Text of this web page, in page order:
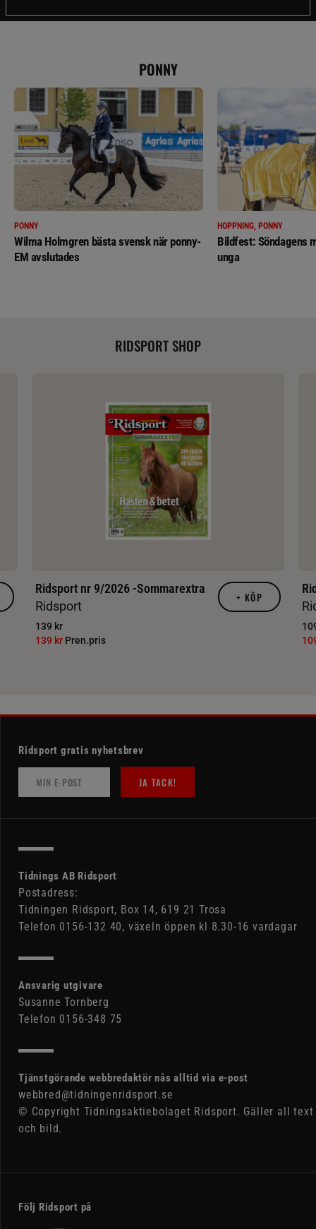
PONNY
PONNY
Wilma Holmgren bästa svensk när ponny-
EM avslutades
HOPPNING, PONNY
Bildfest: Söndagens
unga
RIDSPORT SHOP
Ridsport nr 9/2026 -Sommarextra
Ridsport
139 kr
139 kr Pren.pris
+ KÖP
Ridsport gratis nyhetsbrev
JA TACK!
Tidnings AB Ridsport
Postadress:
Tidningen Ridsport, Box 14, 619 21 Trosa
Telefon 0156-132 40, växeln öppen kl 8.30-16 vardagar
Ansvarig utgivare
Susanne Tornberg
Telefon 0156-348 75
Tjänstgörande webbredaktör nås alltid via e-post
webbred@tidningenridsport.se
© Copyright Tidningsaktiebolaget Ridsport. Gäller all text
och bild.
Följ Ridsport på